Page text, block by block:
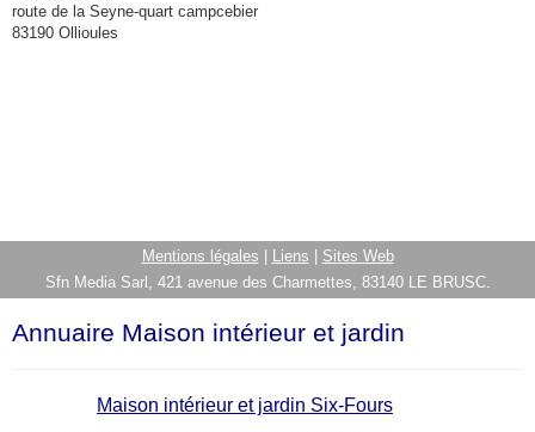
route de la Seyne-quart campcebier
83190 Ollioules
Mentions légales Liens
Sites Web
Sfn Media Sarl, 421 avenue des Charmettes, 83140 LE BRUSC.
Annuaire Maison intérieur et jardin
Maison intérieur et jardin Six-Fours